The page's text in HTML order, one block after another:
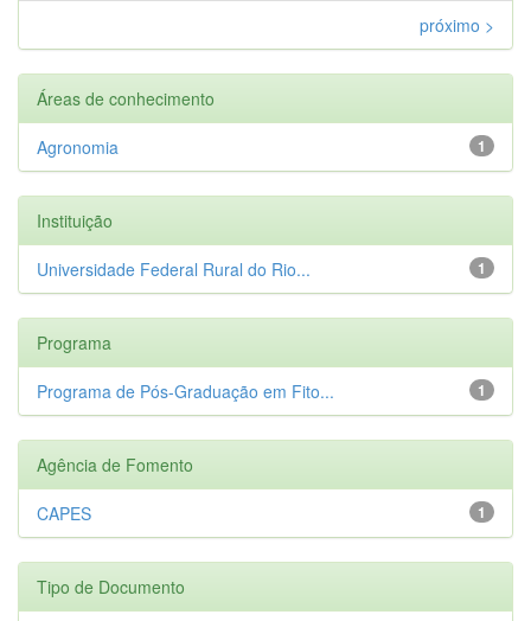
próximo >
Áreas de conhecimento
1
Agronomia
Instituição
1
Universidade Federal Rural do Rio...
Programa
1
Programa de Pós-Graduação em Fito...
Agência de Fomento
1
CAPES
Tipo de Documento